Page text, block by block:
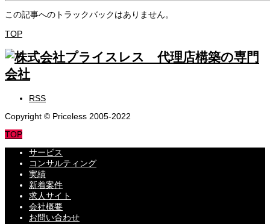
この記事へのトラックバックはありません。
TOP
RSS
Copyright © Priceless 2005-2022
TOP
サービス
コンサルティング
実績
新着案件
求人サイト
会社概要
お問い合わせ